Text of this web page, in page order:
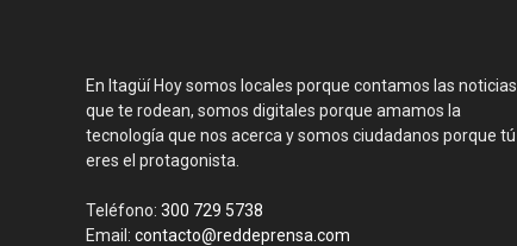
En Itagüí Hoy somos locales porque contamos las noticias
que te rodean, somos digitales porque amamos la
tecnología que nos acerca y somos ciudadanos porque tú
eres el protagonista.
Teléfono: 300 729 5738
Email: contacto@reddeprensa.com